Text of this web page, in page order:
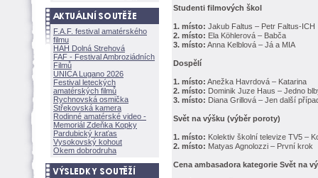
F.A.F. festival amatérského
filmu
HAH Dolná Strehov
FAF - Festival Ambroziádních
Filmů
UNICA Lugano 2026
Festival leteckých
amatérských filmů
Rychnovská osmička
Střekovská kamera
Rodinné amatérské video -
Memoriál Zdeňka Kopky
Pardubický kraťas
Vysokovský kohout
Okem dobrodruha
Studenti filmových škol
1. místo: Jakub Faltus – Petr Faltus-ICH
2. místo: Ela Köhlerová – Babča
3. místo: Anna Kelblová – Já a MIA
Dospělí
1. místo: Anežka Havrdová – Katarina
2. místo: Dominik Juze Haus – Jedno
3. místo: Diana Grillová – Jen další
Svět na výšku (výběr poroty)
1. místo: Kolektiv školní televize TV5 –
2. místo: Matyas Agnolozzi – První krok
Cena ambasadora kategorie Svět na